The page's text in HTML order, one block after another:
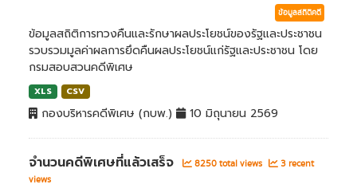
ข้อมูลสถิติคดี
ข้อมูลสถิติการทวงคืนและรักษาผลประโยชน์ของรัฐและประชาชน
รวบรวมมูลค่าผลการยึดคืนผลประโยชน์แก่รัฐและประชาชน โดย
กรมสอบสวนคดีพิเศษ
XLS CSV
กองบริหารคดีพิเศษ (กบพ.) 10 มิถุนายน 2569
จำนวนคดีพิเศษที่แล้วเสร็จ 8250 total views
3 recent
views